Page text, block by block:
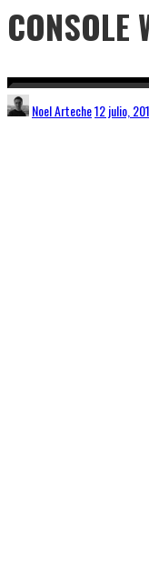
CONSOLE
Noel Arteche12 julio,